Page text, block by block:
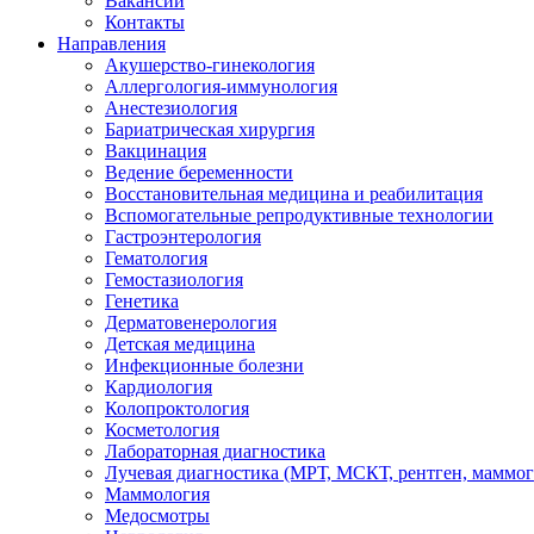
Контакты
Направления
Акушерство-гинекология
Аллергология-иммунология
Анестезиология
Бариатрическая хирургия
Вакцинация
Ведение беременности
Восстановительная медицина и реабилитация
Вспомогательные репродуктивные технологии
Гастроэнтерология
Гематология
Гемостазиология
Генетика
Дерматовенерология
Детская медицина
Инфекционные болезни
Кардиология
Колопроктология
Косметология
Лабораторная диагностика
Лучевая диагностика (МРТ, МСКТ, рентген,
Маммология
Медосмотры